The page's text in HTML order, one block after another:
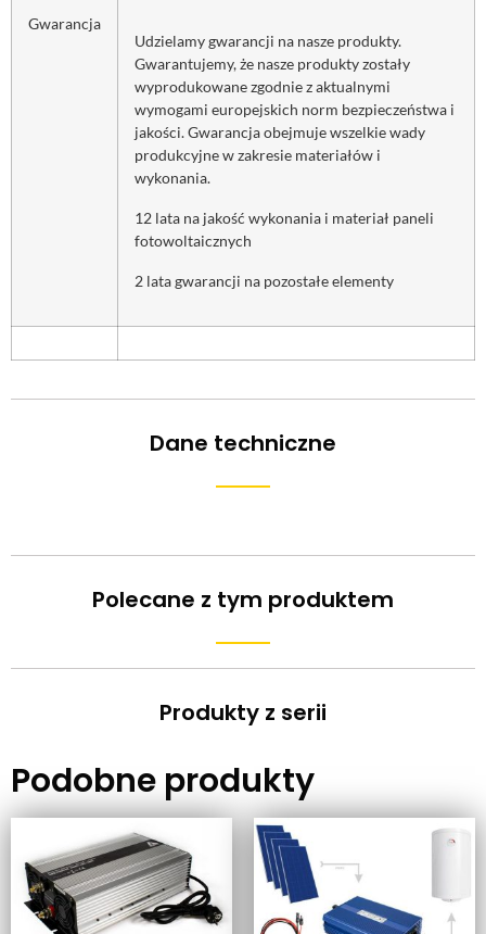
Gwarancja
Udzielamy gwarancji na nasze produkty.
Gwarantujemy, że nasze produkty zostały
wyprodukowane zgodnie z aktualnymi
wymogami europejskich norm bezpieczeństwa i
jakości. Gwarancja obejmuje wszelkie wady
produkcyjne w zakresie materiałów i
wykonania.
12 lata na jakość wykonania i materiał paneli
fotowoltaicznych
2 lata gwarancji na pozostałe elementy
Dane techniczne
Polecane z tym produktem
Produkty z serii
Podobne produkty